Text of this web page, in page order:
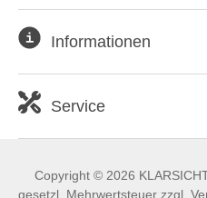
Informationen
Service
Copyright © 2026
gesetzl. Mehrwertsteuer zzgl.